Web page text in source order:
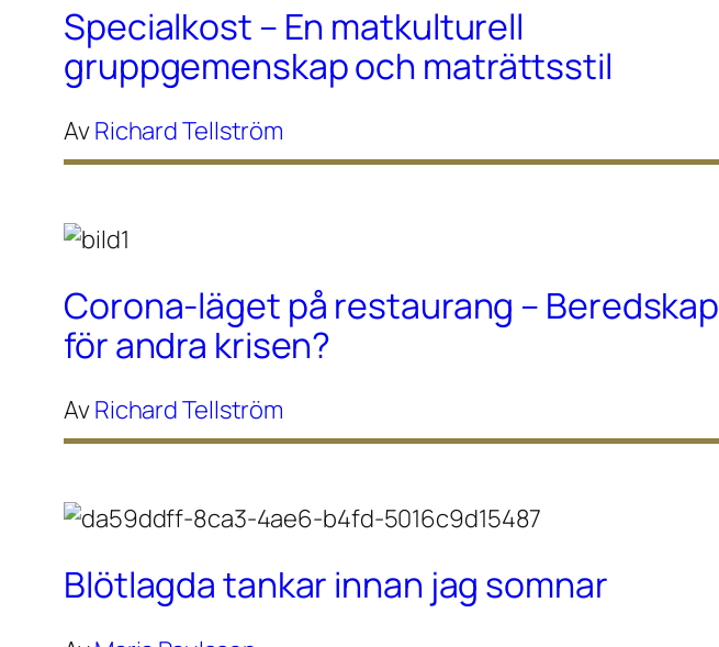
Specialkost – En matkulturell
gruppgemenskap och maträttsstil
AvRichard Tellström
Corona-läget på restaurang – Beredskap
för andra krisen?
AvRichard Tellström
Blötlagda tankar innan jag somnar